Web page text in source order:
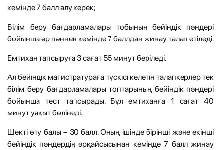
кемінде 7 балл алу керек;
Білім беру бағдарламалары тобының бейіндік пәндері
бойынша әр пәннен кемінде 7 баллдан жинау талап етіледі.
Емтихан тапсыруға 3 сағат 55 минут беріледі.
Ал бейіндік магистратураға түскісі келетін талапкерлер тек
білім беру бағдарламалары топтарының бейіндік пәндері
бойынша тест тапсырады. Бұл емтиханға 1 сағат 40
минут уақыт бөлінеді.
Шекті өту балы – 30 балл. Оның ішінде бірінші және екінші
бейіндік пәндердің әрқайсысынан кемінде 7 балл жинау